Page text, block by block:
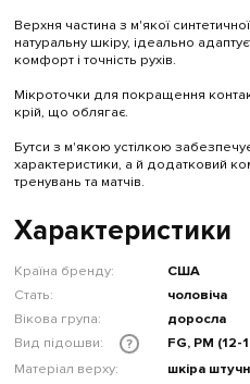
Верхня частина з м'якої
натуральну шкіру, ідеально
комфорт і точність рухів.
Мікроточки для покращення
крій, що облягає.
Бутси з м'якою устілкою
характеристики, а й додатковий
тренувань та матчів.
Характеристики
Країна бренду:
США
Стать:
чоловіча
Вікова група:
доросла
Вид підошви:
? FG, PM (12-
Матеріал верху:
шкіра